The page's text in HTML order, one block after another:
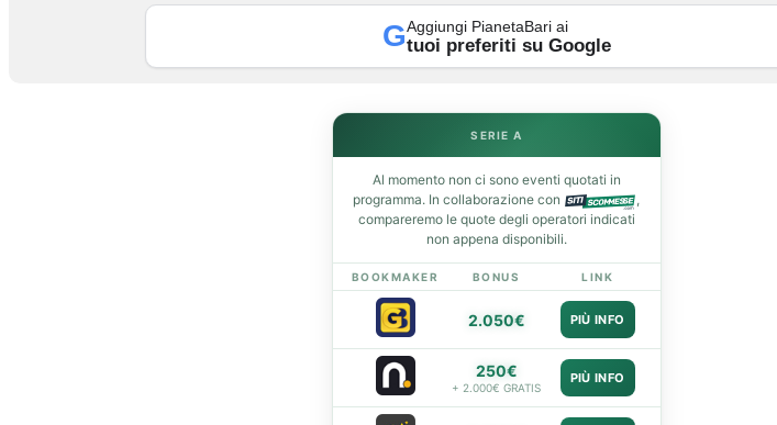
GAggiungi PianetaBari ai
tuoi preferiti su Google
SERIE A
Al momento non ci sono eventi quotati in
programma. In collaborazione con
,
compareremo le quote degli operatori indicati
non appena disponibili.
BOOKMAKER BONUS LINK
2.050€ PIÙ INFO
250€
+ 2.000€ GRATIS
PIÙ INFO